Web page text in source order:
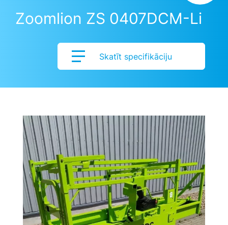
Zoomlion ZS 0407DCM-Li
Skatīt specifikāciju